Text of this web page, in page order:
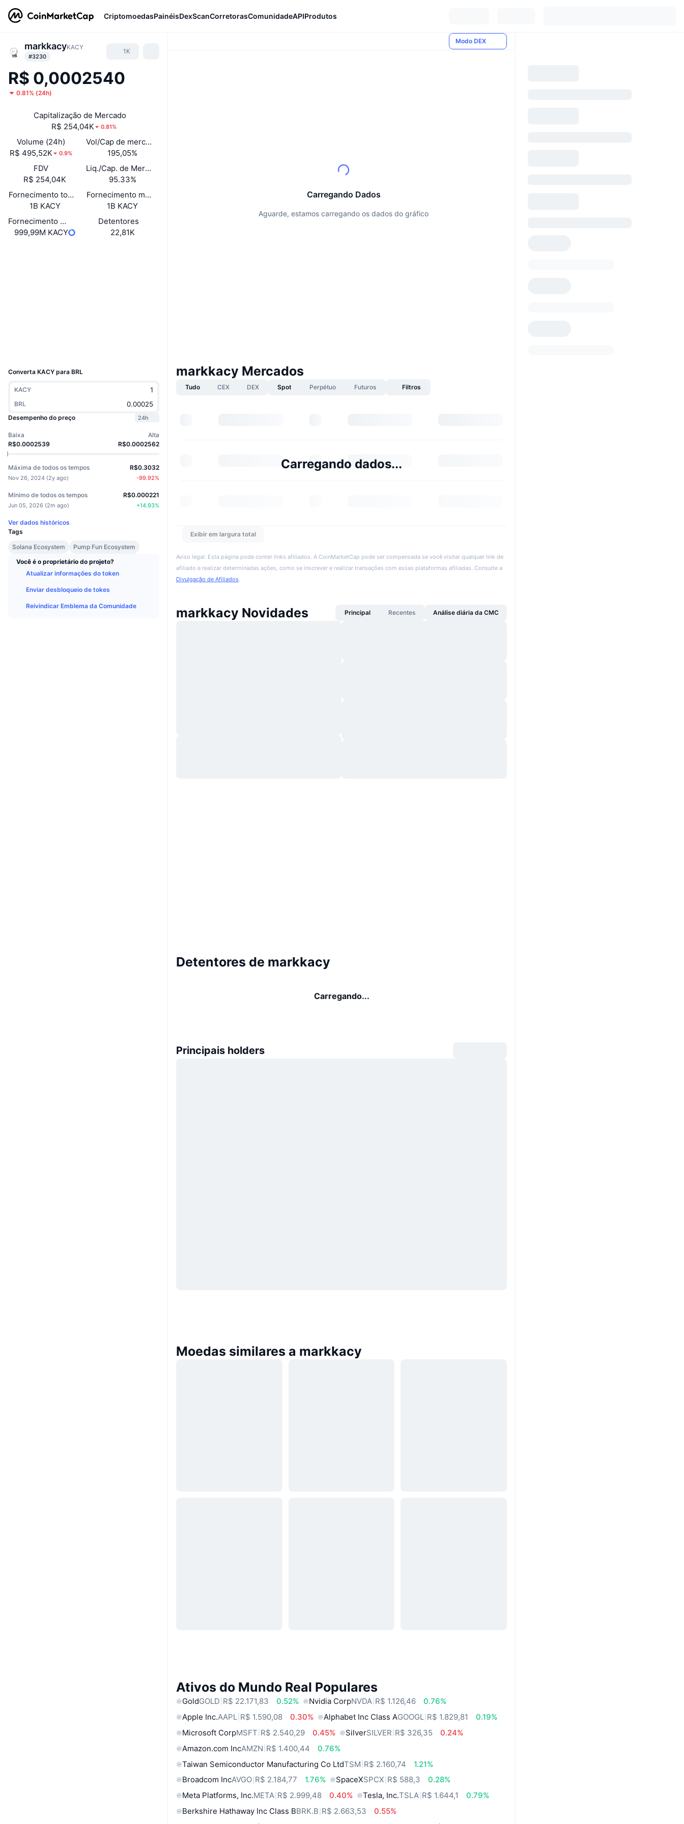
CriptomoedasPainéisDexScanCorretorasComunidadeAPIProdutos
markkacyKACY
#3230
1K
R$ 0,0002540
0.81% (24h)
Capitalização de Mercado
R$ 254,04K
0.81%
Volume (24h)
R$ 495,52K
0.9%
Vol/Cap de mercado (24h)
195,05%
FDV
R$ 254,04K
Liq./Cap. de Mercado
95.33%
Fornecimento total
1B KACY
Fornecimento máximo
1B KACY
Fornecimento em circulação
999,99M KACY
Detentores
22,81K
Converta KACY para BRL
KACY
BRL
Desempenho do preço
24h
Baixa
R$0.0002539
Alta
R$0.0002562
Máxima de todos os tempos
Nov 26, 2024 (2y ago)
R$0.3032
-99.92%
Mínimo de todos os tempos
Jun 05, 2026 (2m ago)
R$0.000221
+14.93%
Ver dados históricos
Tags
Solana Ecosystem
Pump Fun Ecosystem
Você é o proprietário do projeto?
Atualizar informações do token
Enviar desbloqueio de tokes
Reivindicar Emblema da Comunidade
Modo DEX
Carregando Dados
Aguarde, estamos carregando os dados do gráfico
markkacy Mercados
Tudo CEX DEX Spot Perpétuo Futuros Filtros
Carregando dados...
Exibir em largura total
Aviso legal: Esta página pode conter links afiliados. A CoinMarketCap pode ser compensada se você visitar qualquer link de
afiliado e realizar determinadas ações, como se inscrever e realizar transações com essas plataformas afiliadas. Consulte a
Divulgação de Afiliados.
markkacy Novidades Principal Recentes Análise diária da CMC
Detentores de markkacy
Carregando...
Principais holders
Moedas similares a markkacy
Ativos do Mundo Real Populares
GoldGOLD R$ 22.171,83 0.52% Nvidia CorpNVDA R$ 1.126,46
0.76%
Apple Inc.AAPL R$ 1.590,08 0.30% Alphabet Inc Class AGOOGL R$ 1.829,81
0.19%
Microsoft CorpMSFT R$ 2.540,29 0.45% SilverSILVER R$ 326,35
0.24%
Amazon.com IncAMZN R$ 1.400,44
0.76%
Taiwan Semiconductor Manufacturing Co LtdTSM R$ 2.160,74
1.21%
Broadcom IncAVGO R$ 2.184,77 1.76% SpaceXSPCX R$ 588,3
0.28%
Meta Platforms, Inc.META R$ 2.999,48 0.40% Tesla, Inc.TSLA R$ 1.644,1
0.79%
Berkshire Hathaway Inc Class BBRK.B R$ 2.663,53
0.55%